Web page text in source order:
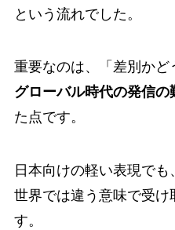
という流れでした。
重要なのは、「差別かど
グローバル時代の発信の
た点です。
日本向けの軽い表現でも、
世界では違う意味で受け
す。